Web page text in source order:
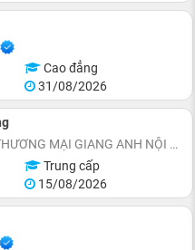
Cao đẳng
31/08/2026
CÔNG TY TNHH XÂY DỰNG THƯƠNG MẠI GIANG ANH NỘI THẤT ĐẸP
Trung cấp
15/08/2026